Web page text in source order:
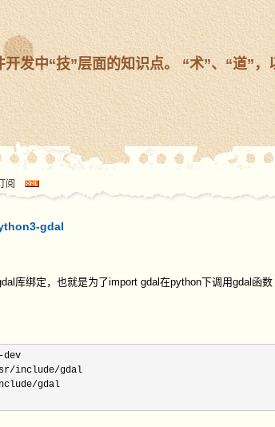
开发中“技”层面的知识点。 “术”、“道
阅
gdal
库绑定，也就是为了import gdal在python下调用gdal函数
dev
include/gdal
gdal